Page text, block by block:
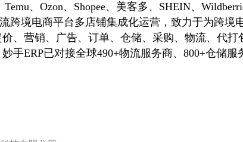
、Ozon、Shopee、美客多、SHEIN、
流跨境电商平台多店铺集成化运营，致力于为跨境
、营销、广告、订单、仓储、采购、物流、代打
手ERP已对接全球490+物流服务商、800+仓储服